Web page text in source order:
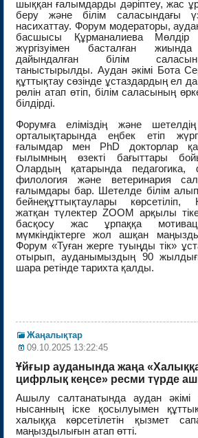
шыққан ғалымдарды дәріптеу, жас
беру және білім саласындағы
насихаттау. Форум модераторы,
басшысы Құрманалиева Мөлдір
жүргізуімен басталған
дайындалған білім
таныстырылды. Аудан әкімі Бота
құттықтау сөзінде ұстаздардың ел
рөлін атап өтіп, білім саласының
білдірді.
Форумға еліміздің және
орталықтарында еңбек етіп
ғалымдар мен PhD докторлар
ғылымның өзекті бағыттары
Олардың қатарында педагогика,
филология және ветеринария
ғалымдары бар. Шетелде білім
бейнеқұттықтаулары көрсетіліп,
жатқан түлектер ZOOM арқылы
басқосу жас ұрпаққа
мүмкіндіктерге жол ашқан
Форум «Туған жерге туыңды тік»
отырып, ауданымыздың 90
шара ретінде тарихта қалды.
Жаңалықтар
09.10.2025 13:22:45
Ұйғыр ауданында жаңа
цифрлық кеңсе» ресми түрде
Ашылу салтанатында аудан әкімі
нысанның іске қосылуымен
халыққа көрсетілетін қызмет
маңыздылығын атап өтті.